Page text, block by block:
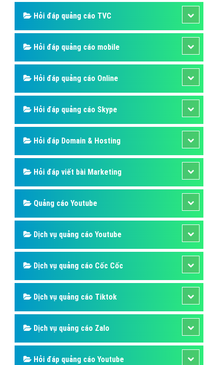
Hỏi đáp quảng cáo TVC
Hỏi đáp quảng cáo mobile
Hỏi đáp quảng cáo Online
Hỏi đáp quảng cáo Skype
Hỏi đáp Domain & Hosting
Hỏi đáp viết bài Marketing
Quảng cáo Youtube
Dịch vụ quảng cáo Youtube
Dịch vụ quảng cáo Cốc Cốc
Dịch vụ quảng cáo Tiktok
Dịch vụ quảng cáo Zalo
Hỏi đáp quảng cáo Youtube